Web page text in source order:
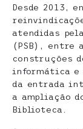
Desde 2013,
atendidas
(PSB), entre
construções
informática e
da entrada
a ampliação
Biblioteca.